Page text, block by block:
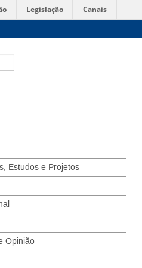
Legislação Canais
Estudos e Projetos
Opinião